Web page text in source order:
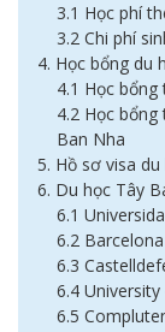
3.1 Học phí
3.2 Chi phí
4. Học bổng du
4.1 Học
4.2 Học
Ban Nha
5. Hồ sơ visa
6. Du học Tây
6.1
6.2
6.3
6.4
6.5